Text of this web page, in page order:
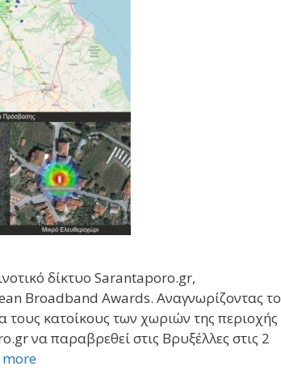
δίκτυο Sarantaporo.gr,
Broadband Awards. Αναγνωρίζοντας το
τους κατοίκους των χωριών της περιοχής
να παραβρεθεί στις Βρυξέλλες στις 2
more